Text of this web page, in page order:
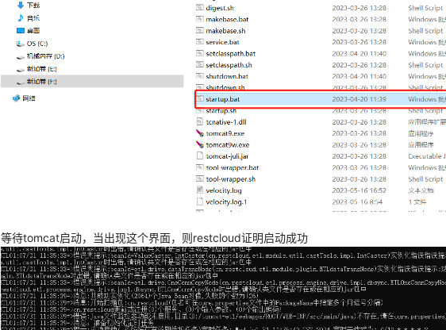
等待tomcat启动，当出现这个界面，则restcloud证明启动成功